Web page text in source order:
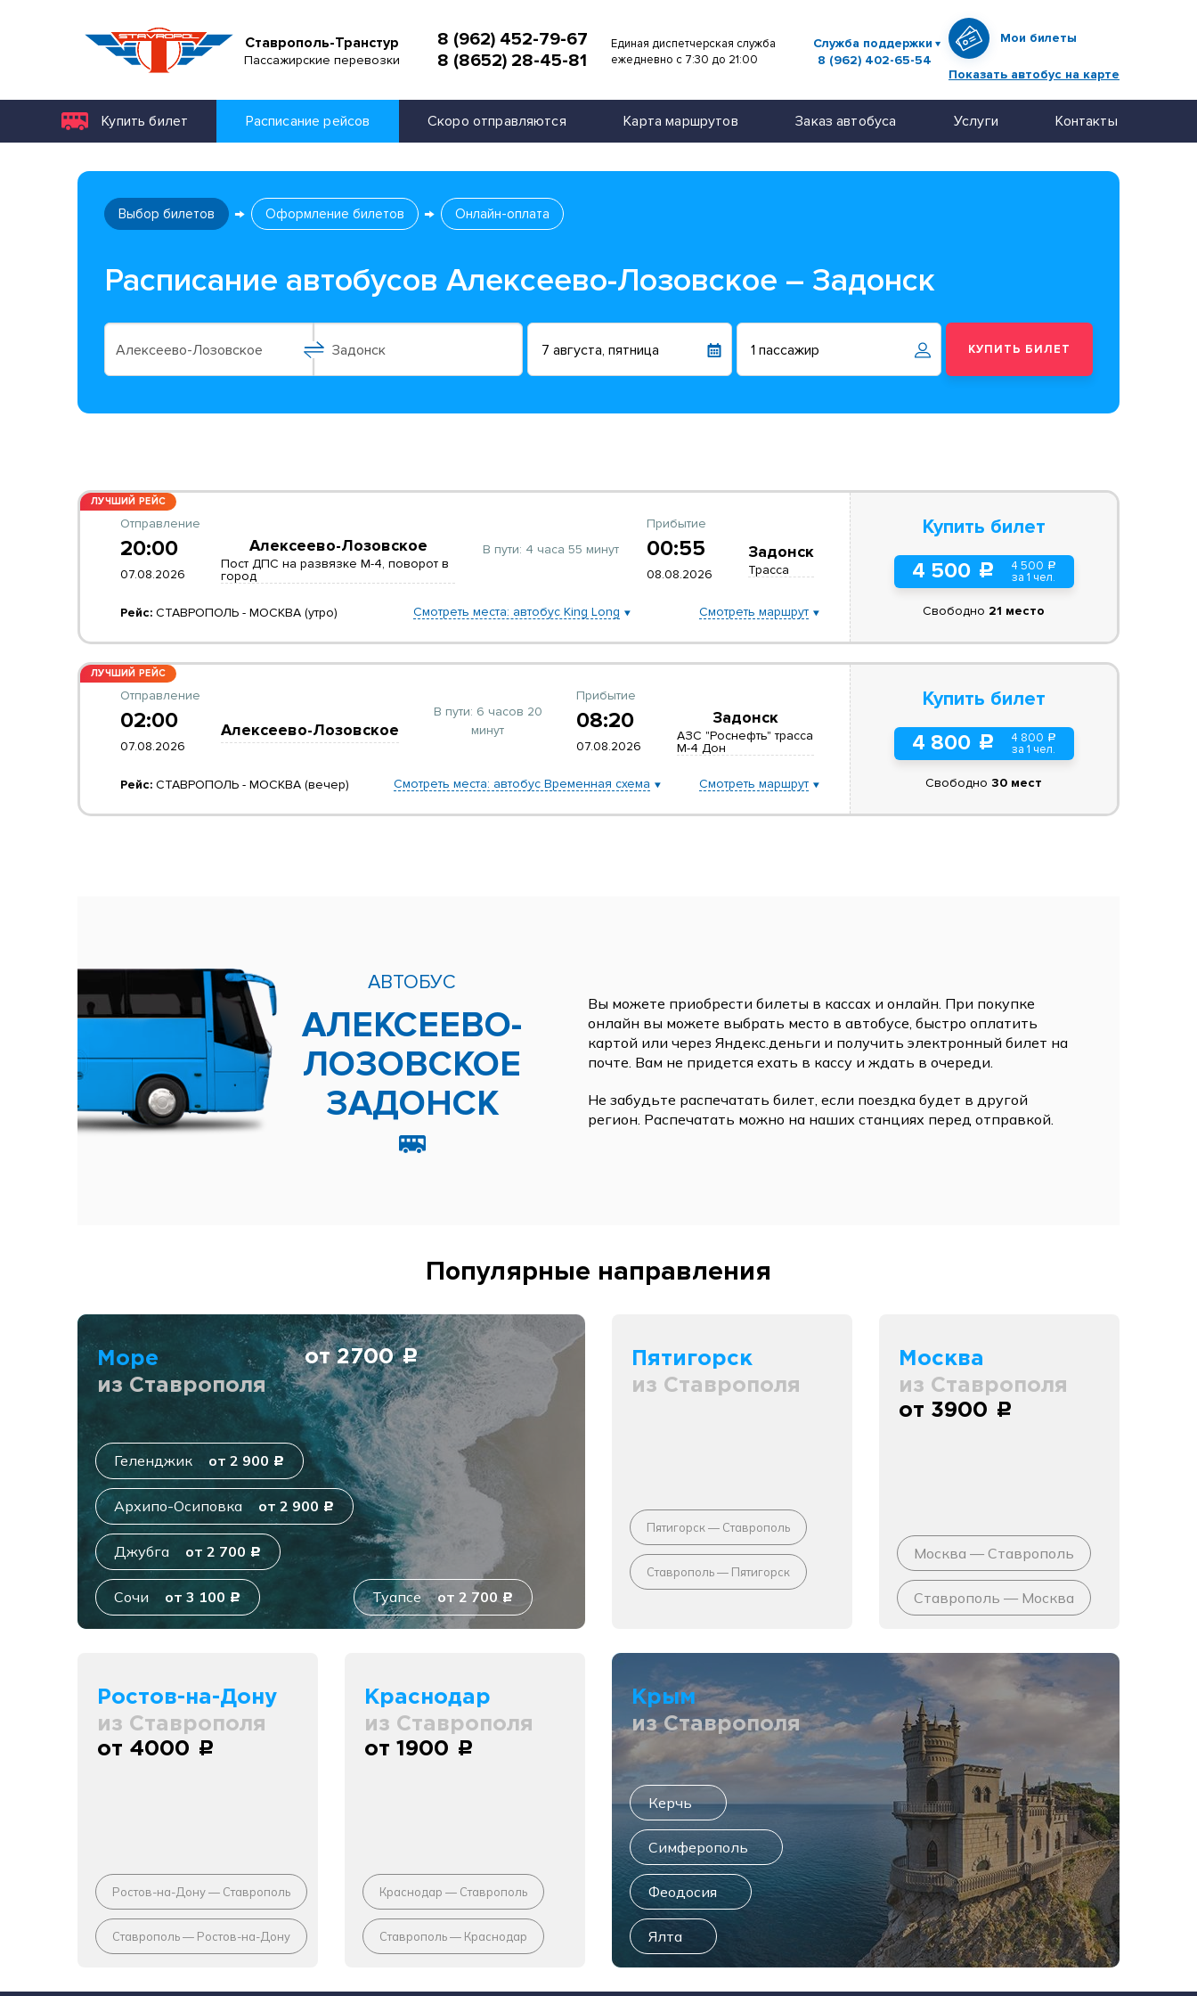
Ставрополь-Транстур
Пассажирские перевозки
8 (962) 452-79-67
8 (8652) 28-45-81
Единая диспетчерская служба
ежедневно с 7:30 до 21:00
Служба поддержки
8 (962) 402-65-54
Мои билеты
Показать автобус на карте
Купить билет Расписание рейсов Скоро отправляются Карта маршрутов Заказ автобуса Услуги Контакты
Выбор билетов Оформление билетов Онлайн-оплата
Расписание автобусов Алексеево-Лозовское – Задонск
ЛУЧШИЙ РЕЙС
Отправление
20:00
07.08.2026
Алексеево-Лозовское
Пост ДПС на развязке М-4, поворот в
город
В пути: 4 часа 55 минут
Прибытие
00:55
08.08.2026
Задонск
Трасса
Рейс: СТАВРОПОЛЬ - МОСКВА (утро) Смотреть места: автобус King Long Смотреть маршрут
Купить билет
4 500 c 4 500 a
за 1 чел.
Свободно 21 место
ЛУЧШИЙ РЕЙС
Отправление
02:00
07.08.2026
Алексеево-Лозовское
В пути: 6 часов 20
минут
Прибытие
08:20
07.08.2026
Задонск
АЗС "Роснефть" трасса
М-4 Дон
Рейс: СТАВРОПОЛЬ - МОСКВА (вечер) Смотреть места: автобус Временная схема Смотреть маршрут
Купить билет
4 800 c 4 800 a
за 1 чел.
Свободно 30 мест
АВТОБУС
АЛЕКСЕЕВО-
ЛОЗОВСКОЕ
ЗАДОНСК
Вы можете приобрести билеты в кассах и онлайн. При покупке
онлайн вы можете выбрать место в автобусе, быстро оплатить
картой или через Яндекс.деньги и получить электронный билет на
почте. Вам не придется ехать в кассу и ждать в очереди.
Не забудьте распечатать билет, если поездка будет в другой
регион. Распечатать можно на наших станциях перед отправкой.
Популярные направления
Море
из Ставрополя
от 2700c
Геленджик от 2 900 c
Архипо-Осиповка от 2 900 c
Джубга от 2 700 c
Сочи от 3 100 c Туапсе от 2 700c
Пятигорск
из Ставрополя
Пятигорск — Ставрополь
Ставрополь — Пятигорск
Москва
из Ставрополя
от 3900 c
Москва — Ставрополь
Ставрополь — Москва
Ростов-на-Дону
из Ставрополя
от 4000 c
Ростов-на-Дону — Ставрополь
Ставрополь — Ростов-на-Дону
Краснодар
из Ставрополя
от 1900 c
Краснодар — Ставрополь
Ставрополь — Краснодар
Крым
из Ставрополя
Керчь
Симферополь
Феодосия
Ялта